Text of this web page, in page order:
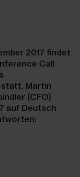
2017 findet
Call
statt. Martin
(CFO)
auf Deutsch